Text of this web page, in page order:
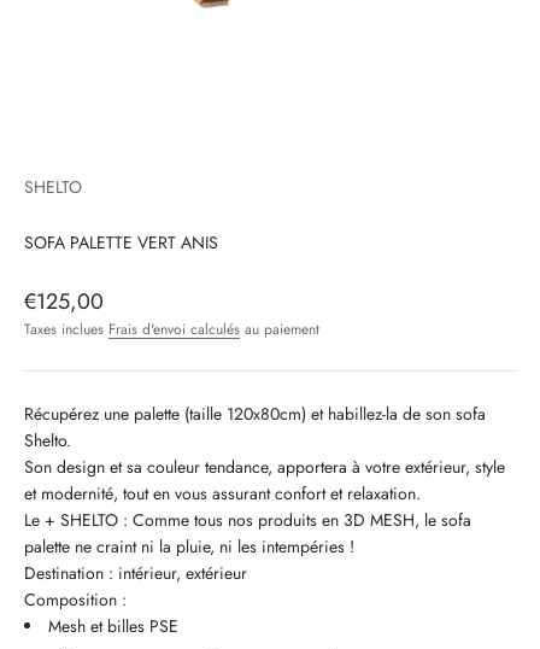
SHELTO
SOFA PALETTE VERT ANIS
Prix de vente
€125,00
Taxes inclues Frais d'envoi calculés au paiement
Récupérez une palette (taille 120x80cm) et habillez-la de son sofa
Shelto.
Son design et sa couleur tendance, apportera à votre extérieur, style
et modernité, tout en vous assurant confort et relaxation.
Le + SHELTO : Comme tous nos produits en 3D MESH, le sofa
palette ne craint ni la pluie, ni les intempéries !
Destination : intérieur, extérieur
Composition :
Mesh et billes PSE